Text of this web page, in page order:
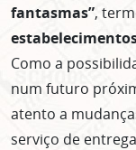
fantasmas”,
Como a
num futuro
atento a
serviço de